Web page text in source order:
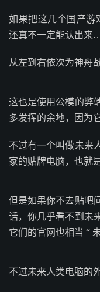
如果把这几个国产游
还真不一定能认出
从左到右依次为神舟
这也是使用公模的弊
多发挥的余地，因为
不过有一个叫做未来
家的贴牌电脑，也就
但是如果你不去贴吧
话，你几乎看不到未
它们的官网也相当 “ 未
不过未来人类电脑的